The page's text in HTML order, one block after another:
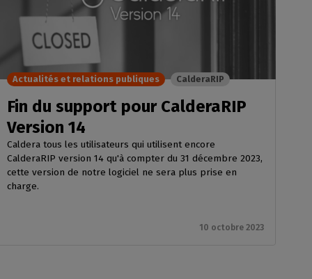
Fin du support pour CalderaRIP
Version 14
Caldera tous les utilisateurs qui utilisent encore
CalderaRIP version 14 qu'à compter du 31 décembre 2023,
cette version de notre logiciel ne sera plus prise en
charge.
10 octobre 2023
Actualités et relations publiques CalderaRIP